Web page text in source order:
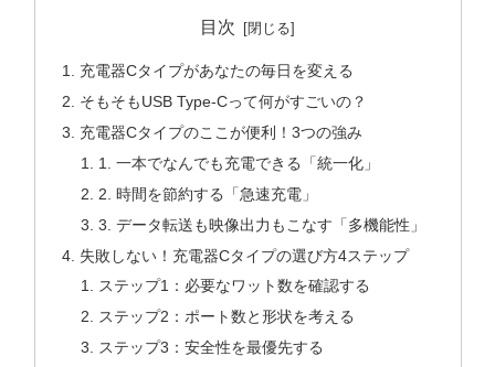
目次
充電器Cタイプがあなたの毎日を変える
そもそもUSB Type-Cって何がすごいの？
充電器Cタイプのここが便利！3つの強み
1. 一本でなんでも充電できる「統一化」
2. 時間を節約する「急速充電」
3. データ転送も映像出力もこなす「多機能性」
失敗しない！充電器Cタイプの選び方4ステップ
ステップ1：必要なワット数を確認する
ステップ2：ポート数と形状を考える
ステップ3：安全性を最優先する